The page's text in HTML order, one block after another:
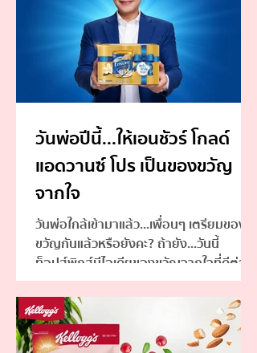
วันพ่อปีนี้...ให้เอนชัวร์ โกลด์
แอดวานซ์ โปร เป็นของขวัญ
จากใจ
วันพ่อใกล้เข้ามาแล้ว...เพื่อนๆ เตรียมของ
ขวัญกันแล้วหรือยังคะ? ถ้ายัง...วันนี้
ท็อปส์พิกส์มีไอเดียของขวัญจากใจที่ดีต่อ
สุขภาพคุณพ่อมาฝากกันค่ะ